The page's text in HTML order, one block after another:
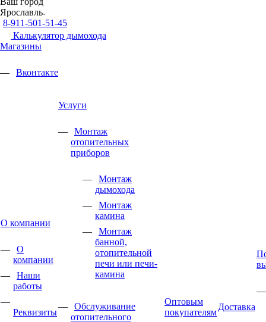
Ярославль
8-911-501-51-45
Калькулятор дымохода
Магазины
Вконтакте
О компании
О
компании
Наши
работы
Реквизиты
Услуги
Монтаж
отопительных
приборов
Монтаж
дымохода
Монтаж
камина
Монтаж
банной,
отопительной
печи или печи-
камина
Обслуживание
отопительного
Оптовым
покупателям
Доставка